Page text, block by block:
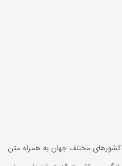
مختلف جهان به همراه متن